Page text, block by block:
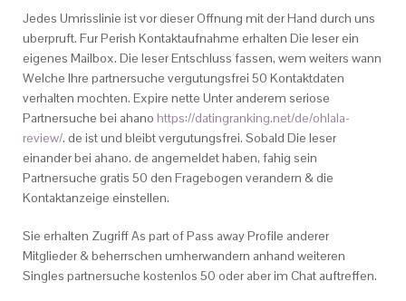
Jedes Umrisslinie ist vor dieser Offnung mit der Hand durch uns
uberpruft. Fur Perish Kontaktaufnahme erhalten Die leser ein
eigenes Mailbox. Die leser Entschluss fassen, wem weiters wann
Welche Ihre partnersuche vergutungsfrei 50 Kontaktdaten
verhalten mochten. Expire nette Unter anderem seriose
Partnersuche bei ahano https://datingranking.net/de/ohlala-
review/. de ist und bleibt vergutungsfrei. Sobald Die leser
einander bei ahano. de angemeldet haben, fahig sein
Partnersuche gratis 50 den Fragebogen verandern & die
Kontaktanzeige einstellen.
Sie erhalten Zugriff As part of Pass away Profile anderer
Mitglieder & beherrschen umherwandern anhand weiteren
Singles partnersuche kostenlos 50 oder aber im Chat auftreffen.